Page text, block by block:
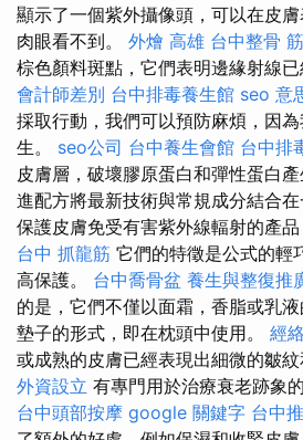
顯示了一個紫外攝像頭，可以在皮
肉眼看不到。 外燴 高雄 台中整骨
棕色顏料斑點，它們表明邊緣射線已
會計師差別 台中排毒養生館 seo 意
採取行動，我們可以預防麻煩，因
生。 seo公司 台中養生會館 台中排
皮膚層，破壞膠原蛋白和彈性蛋白
進配方將最新技術與常規成分結合
保護皮膚免受有害紫外線輻射的產品
台中 抓龍筋 它們的特徵是公式的輕
高保護。 台中喬骨盆 養生與整復推
的是，它們不僅以面霜，香脂或乳
墊子的形式，即在枕頭中使用。 經
或成熟的皮膚已經表現出細微的皺紋
外資設立 有專門用於治療衰老跡象
台中頭部按摩 google 關鍵字 台中